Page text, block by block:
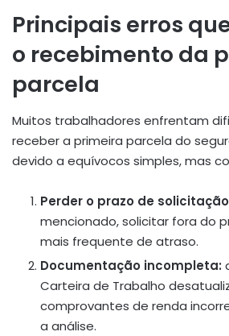
Principais erros
o recebimento da
parcela
Muitos trabalhadores enfrentam
receber a primeira parcela do
devido a equívocos simples, mas
Perder o prazo de
mencionado, solicitar fora do
mais frequente de atraso.
Documentação incompleta:
Carteira de Trabalho
comprovantes de renda
a análise.